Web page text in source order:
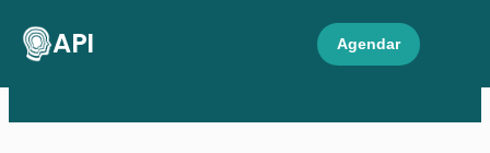
API Agendar